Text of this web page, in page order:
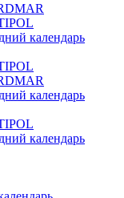
календарь
календарь
календарь